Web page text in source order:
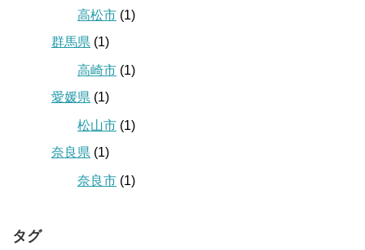
高松市 (1)
群馬県 (1)
高崎市 (1)
愛媛県 (1)
松山市 (1)
奈良県 (1)
奈良市 (1)
タグ